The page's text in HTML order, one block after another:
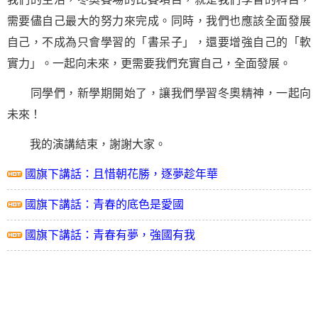
需要儘自己最大的努力來完成。同時，我們也應該全面發展
自己，不成為只會學習的「書呆子」，還要增強自己的「軟
實力」。一起向未來，更需要我們充實自己，全面發展。
同學們，新學期開始了，讓我們學習冬奧精神，一起向
未來！
我的演講結束，謝謝大家。
國旗下講話：且惜朝花勝，逐夢趁年華
國旗下講話：青春的底色是愛國
國旗下講話：青春有夢，強國有我